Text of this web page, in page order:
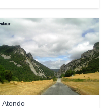
Atondo